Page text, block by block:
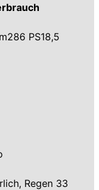
PS18,5
Regen 33